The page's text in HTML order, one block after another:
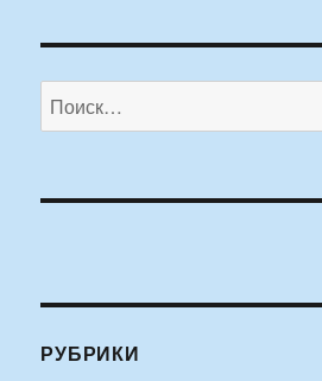
Искать:
РУБРИКИ